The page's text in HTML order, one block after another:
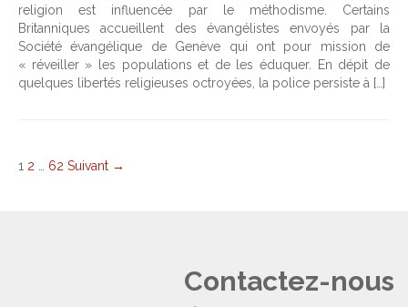
religion est influencée par le méthodisme. Certains
Britanniques accueillent des évangélistes envoyés par la
Société évangélique de Genève qui ont pour mission de
« réveiller » les populations et de les éduquer. En dépit de
quelques libertés religieuses octroyées, la police persiste à […]
1 2 62 Suivant →
Contactez-nous